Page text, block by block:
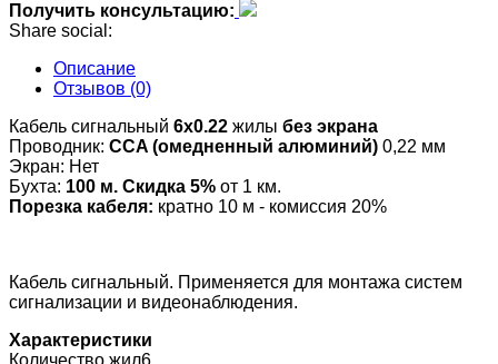
Получить консультацию:
Share social:
Описание
Отзывов (0)
Кабель сигнальный 6х0.22 жилы без экрана
Проводник: CCA (омедненный алюминий) 0,22 мм
Экран: Нет
Бухта: 100 м. Скидка 5% от 1 км.
Порезка кабеля: кратно 10 м - комиссия 20%
Кабель сигнальный. Применяется для монтажа систем
сигнализации и видеонаблюдения.
Характеристики